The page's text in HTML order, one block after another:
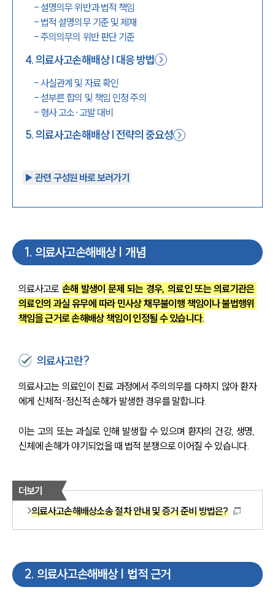
-설명의무 위반과 법적 책임
- 법적 설명의무 기준 및 제재
-주의의무의 위반 판단 기준
4.의료사고손해배상 | 대응 방법
-사실관계 및 자료 확인
-섣부른 합의 및 책임 인정 주의
- 형사 고소·고발 대비
5.의료사고손해배상 | 전략의 중요성
▶︎ 관련 구성원 바로 보러가기
1. 의료사고손해배상 | 개념
의료사고로 손해 발생이 문제 되는 경우, 의료인 또는 의료기관은
의료인의 과실 유무에 따라 민사상 채무불이행 책임이나 불법행위
책임을 근거로 손해배상 책임이 인정될 수 있습니다.
의료사고란?
의료사고는 의료인이 진료 과정에서 주의의무를 다하지 않아 환자
에게 신체적·정신적 손해가 발생한 경우를 말합니다.
이는 고의 또는 과실로 인해 발생할 수 있으며 환자의 건강, 생명,
신체에 손해가 야기되었을 때 법적 분쟁으로 이어질 수 있습니다.
더보기
의료사고손해배상소송 절차 안내 및 증거 준비 방법은?
2. 의료사고손해배상 | 법적 근거